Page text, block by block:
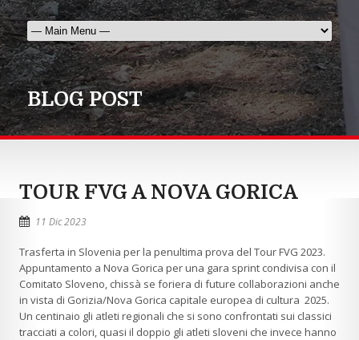
BLOG POST
TOUR FVG A NOVA GORICA
11 Dic 2023
Trasferta in Slovenia per la penultima prova del Tour FVG 2023.
Appuntamento a Nova Gorica per una gara sprint condivisa con il
Comitato Sloveno, chissà se foriera di future collaborazioni anche
in vista di Gorizia/Nova Gorica capitale europea di cultura 2025.
Un centinaio gli atleti regionali che si sono confrontati sui classici
tracciati a colori, quasi il doppio gli atleti sloveni che invece hanno